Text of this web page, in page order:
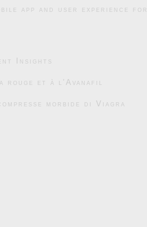
app and user experience for
Insights
rouge et à l’Avanafil
morbide di Viagra